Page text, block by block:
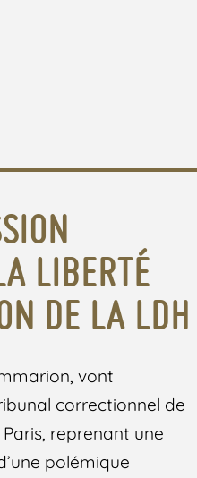
LIBERTÉ
DE LA LDH
vont
correctionnel de
reprenant une
polémique